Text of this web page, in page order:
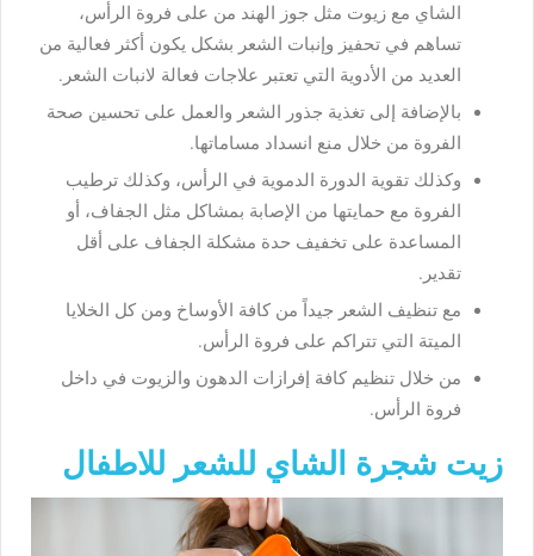
الشاي مع زيوت مثل جوز الهند من على فروة الرأس،
تساهم في تحفيز وإنبات الشعر بشكل يكون أكثر فعالية من
العديد من الأدوية التي تعتبر علاجات فعالة لانبات الشعر.
بالإضافة إلى تغذية جذور الشعر والعمل على تحسين صحة
الفروة من خلال منع انسداد مساماتها.
وكذلك تقوية الدورة الدموية في الرأس، وكذلك ترطيب
الفروة مع حمايتها من الإصابة بمشاكل مثل الجفاف، أو
المساعدة على تخفيف حدة مشكلة الجفاف على أقل
تقدير.
مع تنظيف الشعر جيداً من كافة الأوساخ ومن كل الخلايا
الميتة التي تتراكم على فروة الرأس.
من خلال تنظيم كافة إفرازات الدهون والزيوت في داخل
فروة الرأس.
زيت شجرة الشاي للشعر للاطفال